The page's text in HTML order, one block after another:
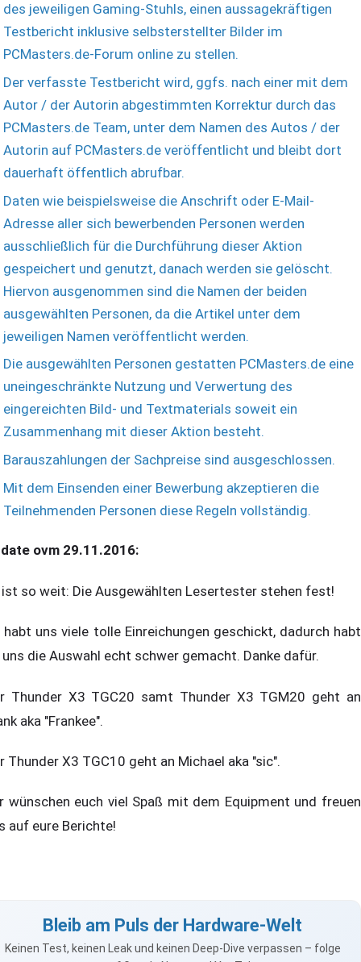
des jeweiligen Gaming-Stuhls, einen aussagekräftigen
Testbericht inklusive selbsterstellter Bilder im
PCMasters.de-Forum online zu stellen.
Der verfasste Testbericht wird, ggfs. nach einer mit dem
Autor / der Autorin abgestimmten Korrektur durch das
PCMasters.de Team, unter dem Namen des Autos / der
Autorin auf PCMasters.de veröffentlicht und bleibt dort
dauerhaft öffentlich abrufbar.
Daten wie beispielsweise die Anschrift oder E-Mail-
Adresse aller sich bewerbenden Personen werden
ausschließlich für die Durchführung dieser Aktion
gespeichert und genutzt, danach werden sie gelöscht.
Hiervon ausgenommen sind die Namen der beiden
ausgewählten Personen, da die Artikel unter dem
jeweiligen Namen veröffentlicht werden.
Die ausgewählten Personen gestatten PCMasters.de eine
uneingeschränkte Nutzung und Verwertung des
eingereichten Bild- und Textmaterials soweit ein
Zusammenhang mit dieser Aktion besteht.
Barauszahlungen der Sachpreise sind ausgeschlossen.
Mit dem Einsenden einer Bewerbung akzeptieren die
Teilnehmenden Personen diese Regeln vollständig.
ovm 29.11.2016:
ist so weit: Die Ausgewählten Lesertester stehen fest!
habt uns viele tolle Einreichungen geschickt, dadurch habt
die Auswahl echt schwer gemacht. Danke dafür.
Thunder X3 TGC20 samt Thunder X3 TGM20 geht an
aka "Frankee".
Thunder X3 TGC10 geht an Michael aka "sic".
wünschen euch viel Spaß mit dem Equipment und freuen
auf eure Berichte!
Bleib am Puls der Hardware-Welt
Keinen Test, keinen Leak und keinen Deep-Dive verpassen – folge